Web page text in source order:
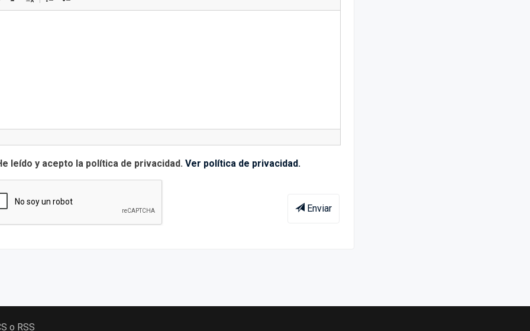
leído y acepto la política de privacidad. Ver política de privacidad.
Enviar
o RSS